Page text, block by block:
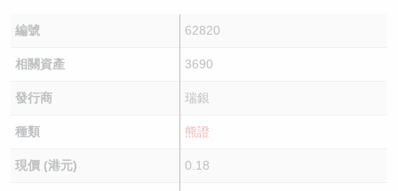
編號 62820
相關資產 3690
發行商 瑞銀
種類 熊證
現價 (港元) 0.18